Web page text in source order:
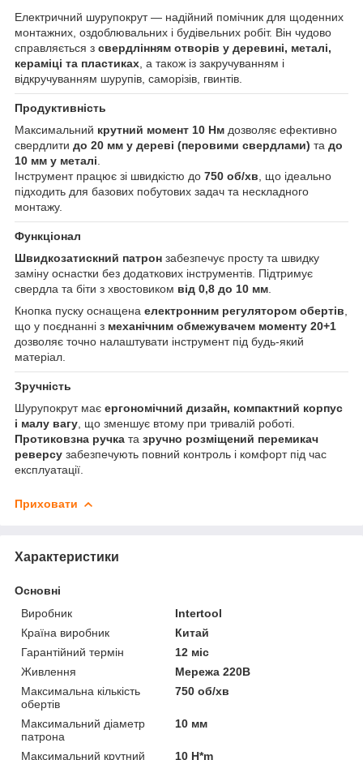
Електричний шурупокрут — надійний помічник для щоденних
монтажних, оздоблювальних і будівельних робіт. Він чудово
справляється з свердлінням отворів у деревині, металі,
кераміці та пластиках , а також із закручуванням і
відкручуванням шурупів, саморізів, гвинтів.
Продуктивність
Максимальний крутний момент 10 Нм дозволяє ефективно
свердлити до 20 мм у дереві (перовими свердлами) та до
10 мм у металі
Інструмент працює зі швидкістю до 750 об/хв , що ідеально
підходить для базових побутових задач та нескладного
монтажу.
Функціонал
Швидкозатискний патрон забезпечує просту та швидку
заміну оснастки без додаткових інструментів. Підтримує
свердла та біти з хвостовиком від 0,8 до 10 мм
Кнопка пуску оснащена електронним регулятором обертів
що у поєднанні з механічним обмежувачем моменту 20+1
дозволяє точно налаштувати інструмент під будь-який
матеріал.
Зручність
Шурупокрут має ергономічний дизайн, компактний корпус
і малу вагу , що зменшує втому при тривалій роботі.
Протиковзна ручка та зручно розміщений перемикач
реверсу забезпечують повний контроль і комфорт під час
експлуатації.
Приховати
Характеристики
Основні
Виробник
Intertool
Країна виробник
Китай
Гарантійний термін
12 міс
Живлення
Мережа 220В
Максимальна кількість
обертів
750 об/хв
Максимальний діаметр
патрона
10 мм
Максимальний крутний 10 H*m